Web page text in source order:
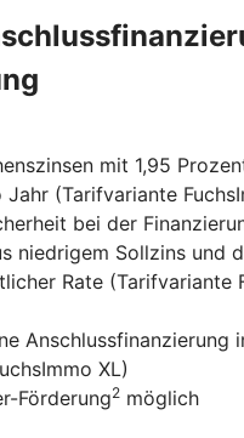
mit 1,95
Jahr (Tarifvariante
bei der
niedrigem Sollzins und
Rate (Tarifvariante
Anschlussfinanzierung
XL)
Förderung2 möglich